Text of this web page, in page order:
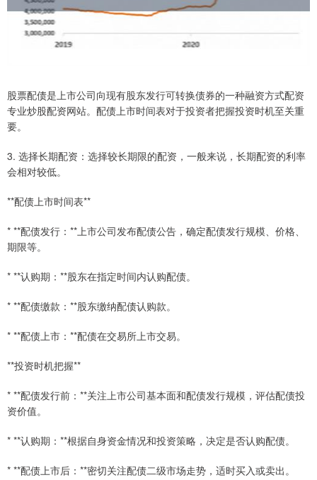
股票配债是上市公司向现有股东发行可转换债券的一种融资方式配资
专业炒股配资网站。配债上市时间表对于投资者把握投资时机至关重
要。
3. 选择长期配资：选择较长期限的配资，一般来说，长期配资的利率
会相对较低。
**配债上市时间表**
* **配债发行：**上市公司发布配债公告，确定配债发行规模、价格、
期限等。
* **认购期：**股东在指定时间内认购配债。
* **配债缴款：**股东缴纳配债认购款。
* **配债上市：**配债在交易所上市交易。
**投资时机把握**
* **配债发行前：**关注上市公司基本面和配债发行规模，评估配债投
资价值。
* **认购期：**根据自身资金情况和投资策略，决定是否认购配债。
* **配债上市后：**密切关注配债二级市场走势，适时买入或卖出。